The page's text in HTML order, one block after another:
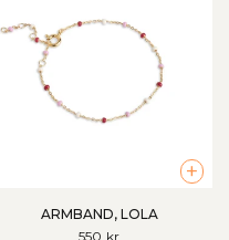
+
ARMBAND, LOLA
550 kr